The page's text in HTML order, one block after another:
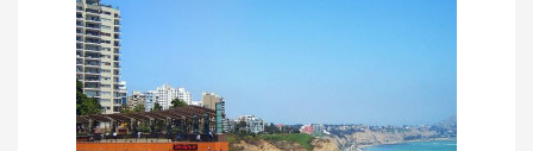
chegar no alto da ilha e tirar belas fotos do Lago
Titicaca.Será oferecido um almoço
pitoresco restaurante da Ilha, administrado pelas
famílias locais. Pela tarde navegaremos de volta a